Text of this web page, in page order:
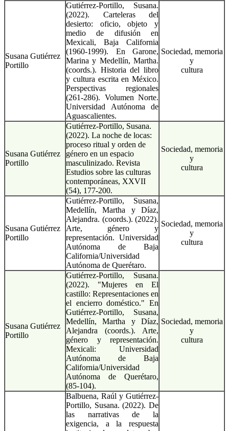
Susana Gutiérrez
Portillo
Gutiérrez-Portillo, Susana.
(2022). Carteleras del
desierto: oficio, objeto y
medio de difusión en
Mexicali, Baja California
(1960-1999). En Garone,
Marina y Medellín, Martha.
(coords.). Historia del libro
y cultura escrita en México.
Perspectivas regionales
(261-286). Volumen Norte.
Universidad Autónoma de
Aguascalientes.
Sociedad, memoria
y
cultura
Susana Gutiérrez
Portillo
Gutiérrez-Portillo, Susana.
(2022). La noche de locas:
proceso ritual y orden de
género en un espacio
masculinizado. Revista
Estudios sobre las culturas
contemporáneas, XXVII
(54), 177-200.
Sociedad, memoria
y
cultura
Susana Gutiérrez
Portillo
Gutiérrez-Portillo, Susana,
Medellín, Martha y Díaz,
Alejandra. (coords.). (2022).
Arte, género y
representación. Universidad
Autónoma de Baja
California/Universidad
Autónoma de Querétaro.
Sociedad, memoria
y
cultura
Susana Gutiérrez
Portillo
Gutiérrez-Portillo, Susana.
(2022). "Mujeres en El
castillo: Representaciones en
el encierro doméstico." En
Gutiérrez-Portillo, Susana,
Medellín, Martha y Díaz,
Alejandra (coords.). Arte,
género y representación.
Mexicali: Universidad
Autónoma de Baja
California/Universidad
Autónoma de Querétaro,
(85-104).
Sociedad, memoria
y
cultura
Balbuena, Raúl y Gutiérrez-
Portillo, Susana. (2022). De
las narrativas de la
exigencia, a la respuesta